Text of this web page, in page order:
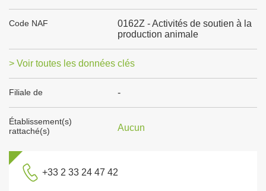
Code NAF
0162Z - Activités de soutien à la
production animale
> Voir toutes les données clés
Filiale de -
Établissement(s)
rattaché(s)
Aucun
+33 2 33 24 47 42